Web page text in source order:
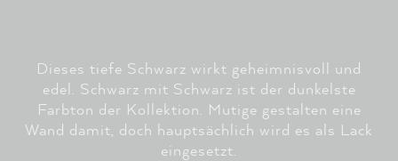
Dieses tiefe Schwarz wirkt geheimnisvoll und
edel. Schwarz mit Schwarz ist der dunkelste
Farbton der Kollektion. Mutige gestalten eine
Wand damit, doch hauptsächlich wird es als Lack
eingesetzt.